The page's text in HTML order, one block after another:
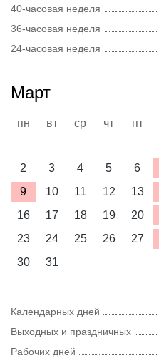
40-часовая неделя
36-часовая неделя
24-часовая неделя
Март
пн вт ср чт пт
2
3 4 5 6
9
10 11 12 13
16
17 18 19 20
23
24 25 26 27
30
31
Календарных дней
Выходных и праздничных
Рабочих дней